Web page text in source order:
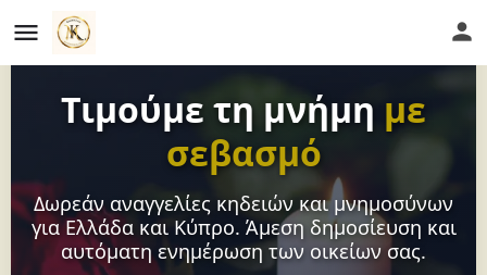
Τιμούμε τη μνήμη με
σεβασμό
Δωρεάν αναγγελίες κηδειών και μνημοσύνων
για Ελλάδα και Κύπρο. Άμεση δημοσίευση και
αυτόματη ενημέρωση των οικείων σας.